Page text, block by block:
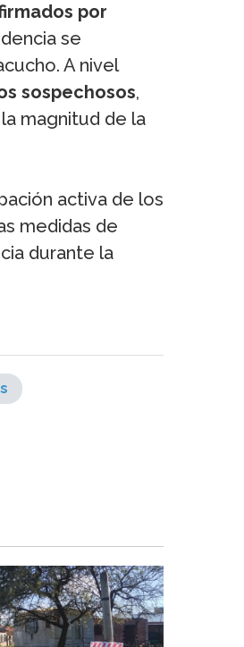
por
se
A nivel
sospechosos,
magnitud de la
activa de los
medidas de
durante la